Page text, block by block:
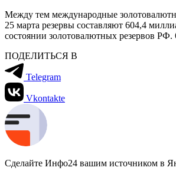
Между тем международные
25 марта резервы составляют 604,4
состоянии золотовалютных резервов
ПОДЕЛИТЬСЯ В
Telegram
Vkontakte
Сделайте Инфо24 вашим источником в